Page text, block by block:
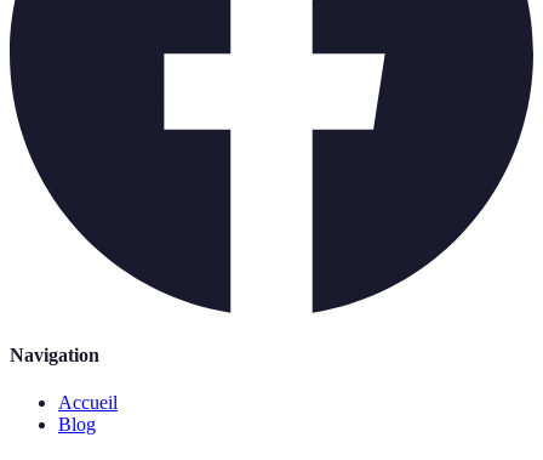
Navigation
Accueil
Blog